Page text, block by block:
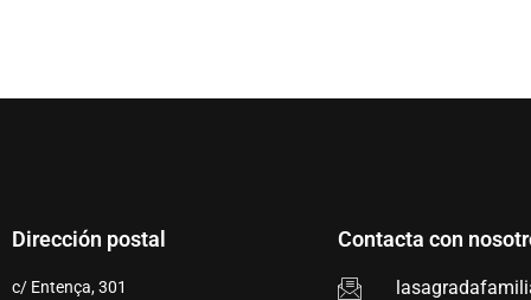
Dirección postal
c/ Entença, 301
Contacta con